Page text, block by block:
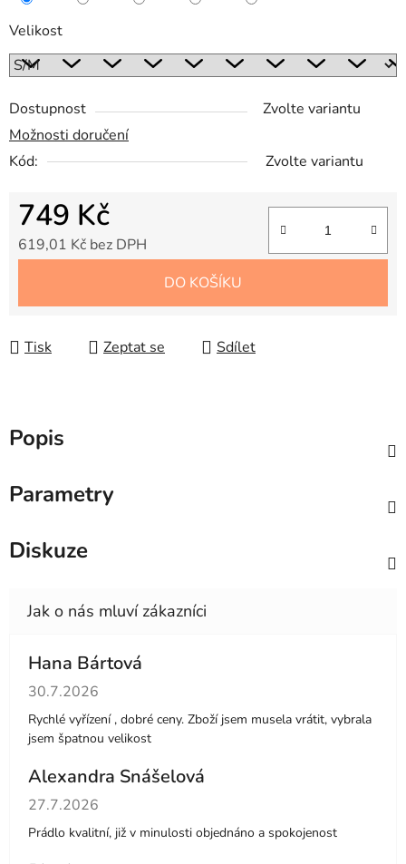
Velikost
Dostupnost
Zvolte variantu
Možnosti doručení
Kód:
Zvolte variantu
749 Kč
619,01 Kč bez DPH
DO KOŠÍKU
Tisk Zeptat se Sdílet
Popis
Parametry
Diskuze
Hana Bártová
Hodnocení obchodu je 4 z 5 hvězdiček.
30.7.2026
Rychlé vyřízení , dobré ceny. Zboží jsem musela vrátit, vybrala
jsem špatnou velikost
Alexandra Snášelová
Hodnocení obchodu je 5 z 5 hvězdiček.
27.7.2026
Prádlo kvalitní, již v minulosti objednáno a spokojenost